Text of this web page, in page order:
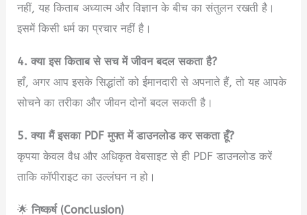
नहीं, यह किताब अध्यात्म और विज्ञान के बीच का संतुलन रखती है।
इसमें किसी धर्म का प्रचार नहीं है।
4. क्या इस किताब से सच में जीवन बदल सकता है?
हाँ, अगर आप इसके सिद्धांतों को ईमानदारी से अपनाते हैं, तो यह आपके
सोचने का तरीका और जीवन दोनों बदल सकती है।
5. क्या मैं इसका PDF मुफ्त में डाउनलोड कर सकता हूँ?
कृपया केवल वैध और अधिकृत वेबसाइट से ही PDF डाउनलोड करें
ताकि कॉपीराइट का उल्लंघन न हो।
🌟निष्कर्ष (Conclusion)